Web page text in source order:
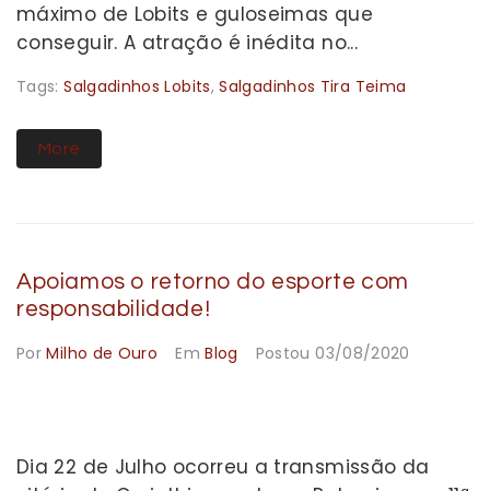
máximo de Lobits e guloseimas que
conseguir. A atração é inédita no...
Tags:Salgadinhos Lobits,Salgadinhos Tira Teima
More
Apoiamos o retorno do esporte com
responsabilidade!
PorMilho de Ouro EmBlog Postou03/08/2020
Dia 22 de Julho ocorreu a transmissão da